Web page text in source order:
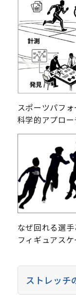
スポーツパフ
科学的アプロー
なぜ回れる選
フィギュアス
ストレッチ